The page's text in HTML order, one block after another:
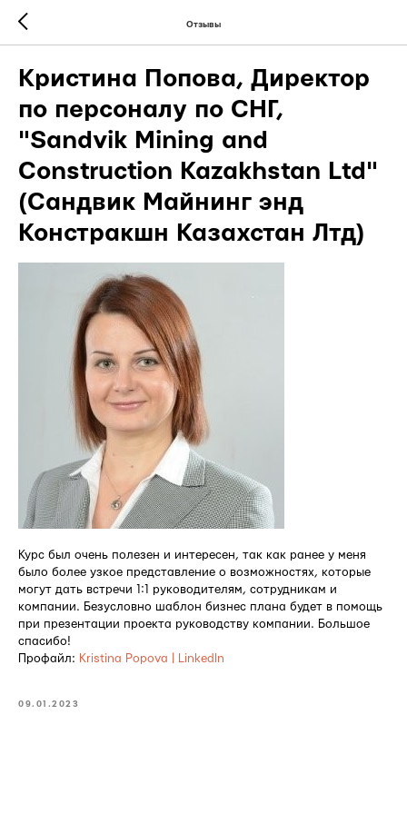
Отзывы
Кристина Попова, Директор
по персоналу по СНГ,
"Sandvik Mining and
Construction Kazakhstan Ltd"
(Сандвик Майнинг энд
Констракшн Казахстан Лтд)
Курс был очень полезен и интересен, так как ранее у меня
было более узкое представление о возможностях, которые
могут дать встречи 1:1 руководителям, сотрудникам и
компании. Безусловно шаблон бизнес плана будет в помощь
при презентации проекта руководству компании. Большое
спасибо!
Профайл: Kristina Popova | LinkedIn
09.01.2023